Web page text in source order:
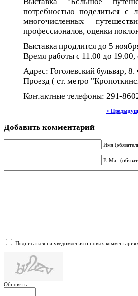
потребностью поделиться
многочисленных
профессионалов, оценки
Выставка продлится до 5
Время работы с 11.00 до
Адрес: Гоголевский бульвар, 8.
Проезд ( ст. метро
Контактные телефоны: 291-
<
Добавить комментарий
Имя
E-Mail
Подписаться на уведомления о новых комментариях
Обновить